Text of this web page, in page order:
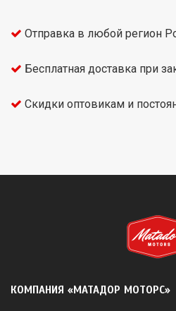
Отправка в любой регион
Бесплатная доставка при
Скидки оптовикам и
КОМПАНИЯ «МАТАДОР МОТОРС»